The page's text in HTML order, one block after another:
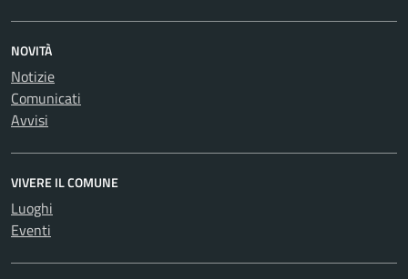
NOVITÀ
Notizie
Comunicati
Avvisi
VIVERE IL COMUNE
Luoghi
Eventi